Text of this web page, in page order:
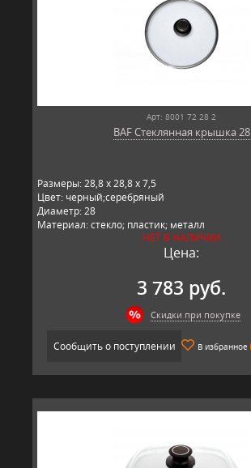
Арт: 8001 72 28 2
BAF Стеклянная крышка 28
Размеры: 28,8 x 28,8 x 7,5
Цвет: черный;серебряный
Диаметр: 28
Материал: стекло; пластик; металл
Производитель: BAF, Германия
НЕТ В НАЛИЧИИ
Цена:
3 783 руб.
Скидки при покупке
Сообщить о поступлении В избранное